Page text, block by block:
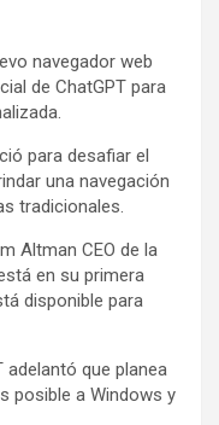
navegador web
de ChatGPT para
para desafiar el
una navegación
tradicionales.
Altman CEO de la
en su primera
disponible para
adelantó que planea
posible a Windows y